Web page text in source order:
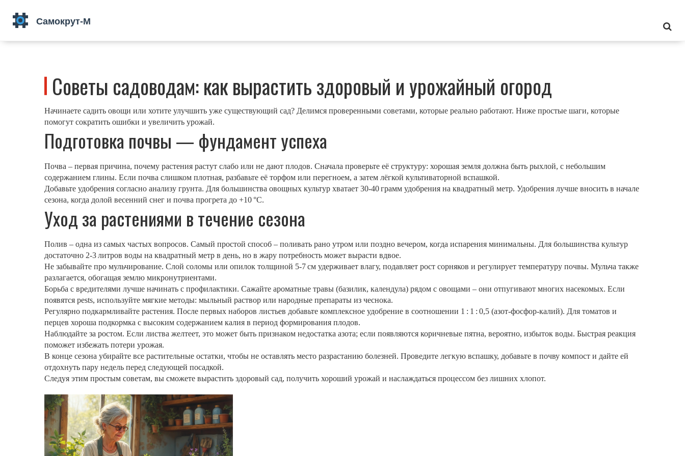
Советы садоводам: как вырастить здоровый и урожайный огород
Начинаете садить овощи или хотите улучшить уже существующий сад? Делимся проверенными советами, которые реально работают. Ниже простые шаги, которые
помогут сократить ошибки и увеличить урожай.
Подготовка почвы — фундамент успеха
Почва – первая причина, почему растения растут слабо или не дают плодов. Сначала проверьте её структуру: хорошая земля должна быть рыхлой, с небольшим
содержанием глины. Если почва слишком плотная, разбавьте её торфом или перегноем, а затем лёгкой культиваторной вспашкой.
Добавьте удобрения согласно анализу грунта. Для большинства овощных культур хватает 30‑40 грамм удобрения на квадратный метр. Удобрения лучше вносить в начале
сезона, когда долой весенний снег и почва прогрета до +10 °C.
Уход за растениями в течение сезона
Полив – одна из самых частых вопросов. Самый простой способ – поливать рано утром или поздно вечером, когда испарения минимальны. Для большинства культур
достаточно 2‑3 литров воды на квадратный метр в день, но в жару потребность может вырасти вдвое.
Не забывайте про мульчирование. Слой соломы или опилок толщиной 5‑7 см удерживает влагу, подавляет рост сорняков и регулирует температуру почвы. Мульча также
разлагается, обогащая землю микронутриентами.
Борьба с вредителями лучше начинать с профилактики. Сажайте ароматные травы (базилик, календула) рядом с овощами – они отпугивают многих насекомых. Если
появятся pests, используйте мягкие методы: мыльный раствор или народные препараты из чеснока.
Регулярно подкармливайте растения. После первых наборов листьев добавьте комплексное удобрение в соотношении 1 : 1 : 0,5 (азот‑фосфор‑калий). Для томатов и
перцев хороша подкормка с высоким содержанием калия в период формирования плодов.
Наблюдайте за ростом. Если листва желтеет, это может быть признаком недостатка азота; если появляются коричневые пятна, вероятно, избыток воды. Быстрая реакция
поможет избежать потери урожая.
В конце сезона убирайте все растительные остатки, чтобы не оставлять место разрастанию болезней. Проведите легкую вспашку, добавьте в почву компост и дайте ей
отдохнуть пару недель перед следующей посадкой.
Следуя этим простым советам, вы сможете вырастить здоровый сад, получить хороший урожай и наслаждаться процессом без лишних хлопот.